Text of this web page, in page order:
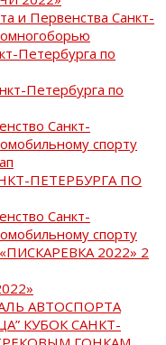
и Первенства Санкт-
Петербурга по
Петербурга по
Санкт-
спорту
ПЕТЕРБУРГА ПО
Санкт-
спорту
2022» 2
АВТОСПОРТА
КУБОК САНКТ-